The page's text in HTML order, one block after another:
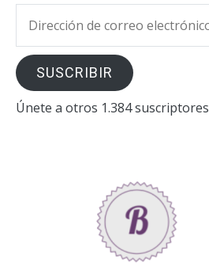
correo
electrónico
SUSCRIBIR
Únete a otros 1.384 suscriptores